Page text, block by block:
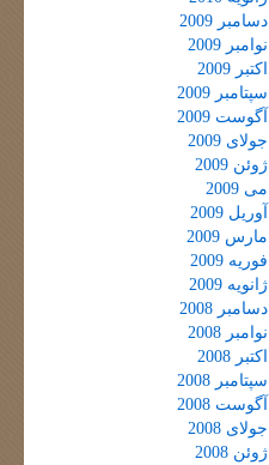
دسامبر 2009
نوامبر 2009
اکتبر 2009
سپتامبر 2009
آگوست 2009
جولای 2009
ژوئن 2009
می 2009
آوریل 2009
مارس 2009
فوریه 2009
ژانویه 2009
دسامبر 2008
نوامبر 2008
اکتبر 2008
سپتامبر 2008
آگوست 2008
جولای 2008
ژوئن 2008